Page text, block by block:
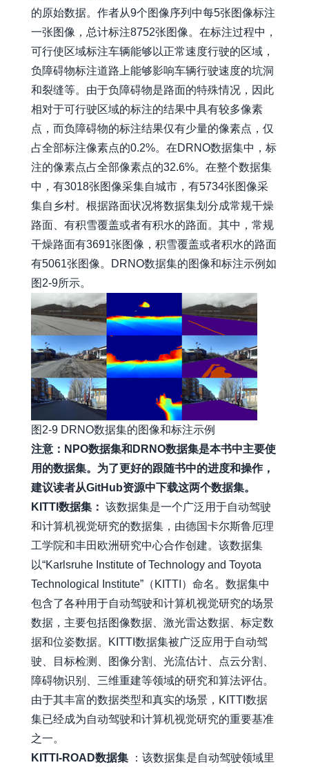
的原始数据。作者从9个图像序列中每5张图像标注
一张图像，总计标注8752张图像。在标注过程中，
可行使区域标注车辆能够以正常速度行驶的区域，
负障碍物标注道路上能够影响车辆行驶速度的坑洞
和裂缝等。由于负障碍物是路面的特殊情况，因此
相对于可行驶区域的标注的结果中具有较多像素
点，而负障碍物的标注结果仅有少量的像素点，仅
占全部标注像素点的0.2%。在DRNO数据集中，标
注的像素点占全部像素点的32.6%。在整个数据集
中，有3018张图像采集自城市，有5734张图像采
集自乡村。根据路面状况将数据集划分成常规干燥
路面、有积雪覆盖或者有积水的路面。其中，常规
干燥路面有3691张图像，积雪覆盖或者积水的路面
有5061张图像。DRNO数据集的图像和标注示例如
图2-9所示。
图2-9 DRNO数据集的图像和标注示例
注意：NPO数据集和DRNO数据集是本书中主要使
用的数据集。为了更好的跟随书中的进度和操作，
建议读者从GitHub资源中下载这两个数据集。
KITTI数据集： 该数据集是一个广泛用于自动驾驶
和计算机视觉研究的数据集，由德国卡尔斯鲁厄理
工学院和丰田欧洲研究中心合作创建。该数据集
以“Karlsruhe Institute of Technology and Toyota
Technological Institute”（KITTI）命名。数据集中
包含了各种用于自动驾驶和计算机视觉研究的场景
数据，主要包括图像数据、激光雷达数据、标定数
据和位姿数据。KITTI数据集被广泛应用于自动驾
驶、目标检测、图像分割、光流估计、点云分割、
障碍物识别、三维重建等领域的研究和算法评估。
由于其丰富的数据类型和真实的场景，KITTI数据
集已经成为自动驾驶和计算机视觉研究的重要基准
之一。
KITTI-ROAD数据集：该数据集是自动驾驶领域里